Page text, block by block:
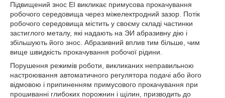
Підвищений знос ЕІ викликає примусова прокачування
робочого середовища через міжелектродний зазор. Потік
робочого середовища містить у своєму складі частинки
застиглого металу, які надають на ЭИ абразивну дію і
збільшують його знос. Абразивний вплив тим більше, чим
вище швидкість прокачування робочої рідини.
Порушення режимів роботи, викликаних неправильною
настроювання автоматичного регулятора подачі або його
відмовою і припиненням примусового прокачування при
прошиванні глибоких порожнин і щілин, призводить до